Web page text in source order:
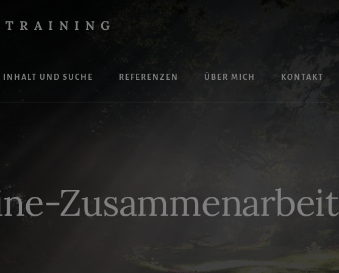
TRAINING
INHALT UND SUCHE REFERENZEN ÜBER MICH KONTAKT
Zusammenarbeit